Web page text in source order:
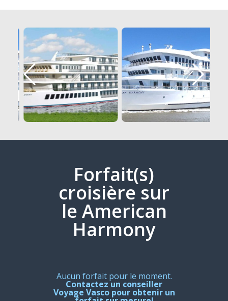
Forfait(s)
croisière sur
le American
Harmony
Aucun forfait pour le moment.
Contactez un conseiller
Voyage Vasco pour obtenir un